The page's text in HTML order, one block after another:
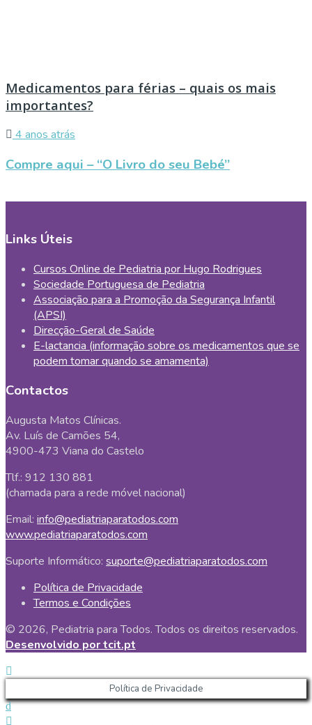
Medicamentos para férias – quais os mais
importantes?
4 anos atrás
Compre aqui – “O Livro do seu Bebé”
Links Úteis
Cursos Online de Pediatria por Hugo Rodrigues
Sociedade Portuguesa de Pediatria
Associação para a Promoção da Segurança Infantil
(APSI)
Direcção-Geral de Saúde
E-lactancia (informação sobre os medicamentos que se
podem tomar quando se amamenta)
Contactos
Augusta Matos Clínicas.
Av. Luís de Camões 54,
4900-473 Viana do Castelo
Tlf.: 912 130 881
(chamada para a rede móvel nacional)
Email: info@pediatriaparatodos.com
www.pediatriaparatodos.com
Suporte Informático: suporte@pediatriaparatodos.com
Política de Privacidade
Termos e Condições
© 2026, Pediatria para Todos. Todos os direitos reservados.
Desenvolvido por tcit.pt
Política de Privacidade